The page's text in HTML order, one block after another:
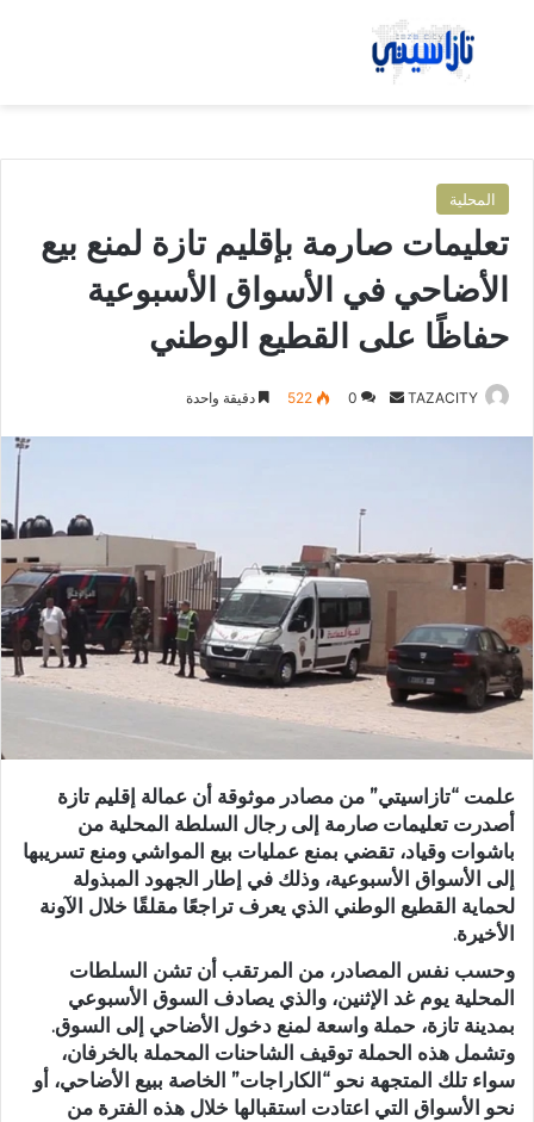
بحث عن
المحلية
تعليمات صارمة بإقليم تازة لمنع بيع
الأضاحي في الأسواق الأسبوعية
حفاظًا على القطيع الوطني
TAZACITY
ي
إ
ل
ك
ت
و
ن
ي
ا
0
522 دقيقة واحدة
علمت “تازاسيتي” من مصادر موثوقة أن عمالة إقليم تازة
أصدرت تعليمات صارمة إلى رجال السلطة المحلية من
باشوات وقياد، تقضي بمنع عمليات بيع المواشي ومنع تسريبها
إلى الأسواق الأسبوعية، وذلك في إطار الجهود المبذولة
لحماية القطيع الوطني الذي يعرف تراجعًا مقلقًا خلال الآونة
الأخيرة.
وحسب نفس المصادر، من المرتقب أن تشن السلطات
المحلية يوم غد الإثنين، والذي يصادف السوق الأسبوعي
بمدينة تازة، حملة واسعة لمنع دخول الأضاحي إلى السوق.
وتشمل هذه الحملة توقيف الشاحنات المحملة بالخرفان،
سواء تلك المتجهة نحو “الكاراجات” الخاصة ببيع الأضاحي، أو
نحو الأسواق التي اعتادت استقبالها خلال هذه الفترة من